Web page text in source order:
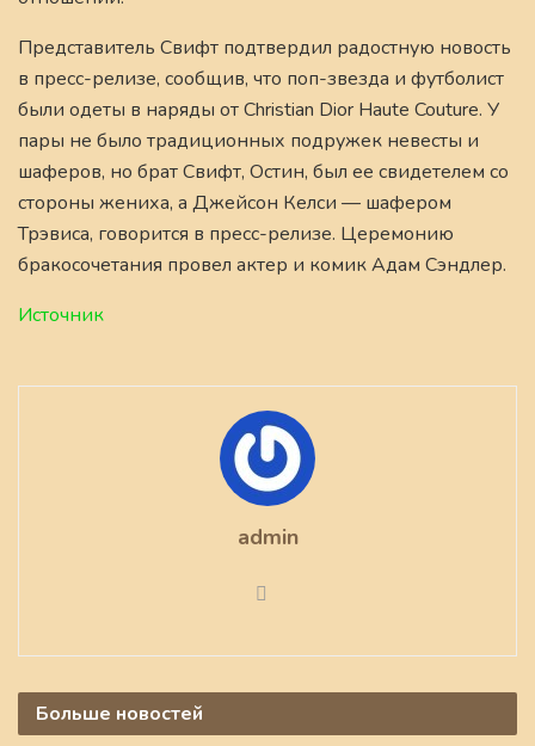
Представитель Свифт подтвердил радостную новость
в пресс-релизе, сообщив, что поп-звезда и футболист
были одеты в наряды от Christian Dior Haute Couture. У
пары не было традиционных подружек невесты и
шаферов, но брат Свифт, Остин, был ее свидетелем со
стороны жениха, а Джейсон Келси — шафером
Трэвиса, говорится в пресс-релизе. Церемонию
бракосочетания провел актер и комик Адам Сэндлер.
Источник
admin
Больше новостей